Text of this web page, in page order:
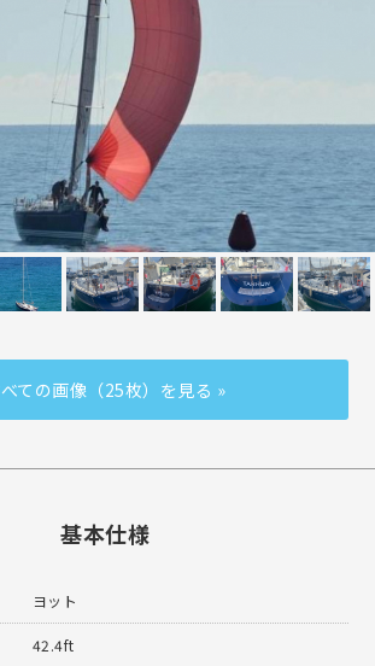
ての画像（25枚）を見る »
基本仕様
ヨット
42.4ft